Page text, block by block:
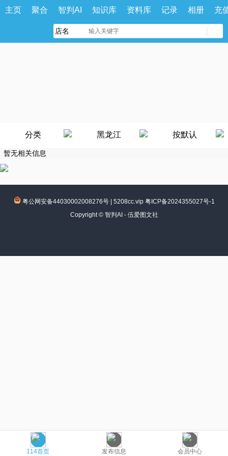
主页 聚合 智判AI 知识库 资料库 记录 相册 充
分类 黑龙江 按默认
暂无相关信息
114首页 发布信息 会员中心
粤公网安备44030002008276号| 5208cc.vip 粤ICP备2024355027号-1
Copyright © 智判AI - 伍爱图文社